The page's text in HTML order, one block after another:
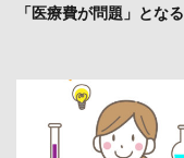
「医療費が問題」となる